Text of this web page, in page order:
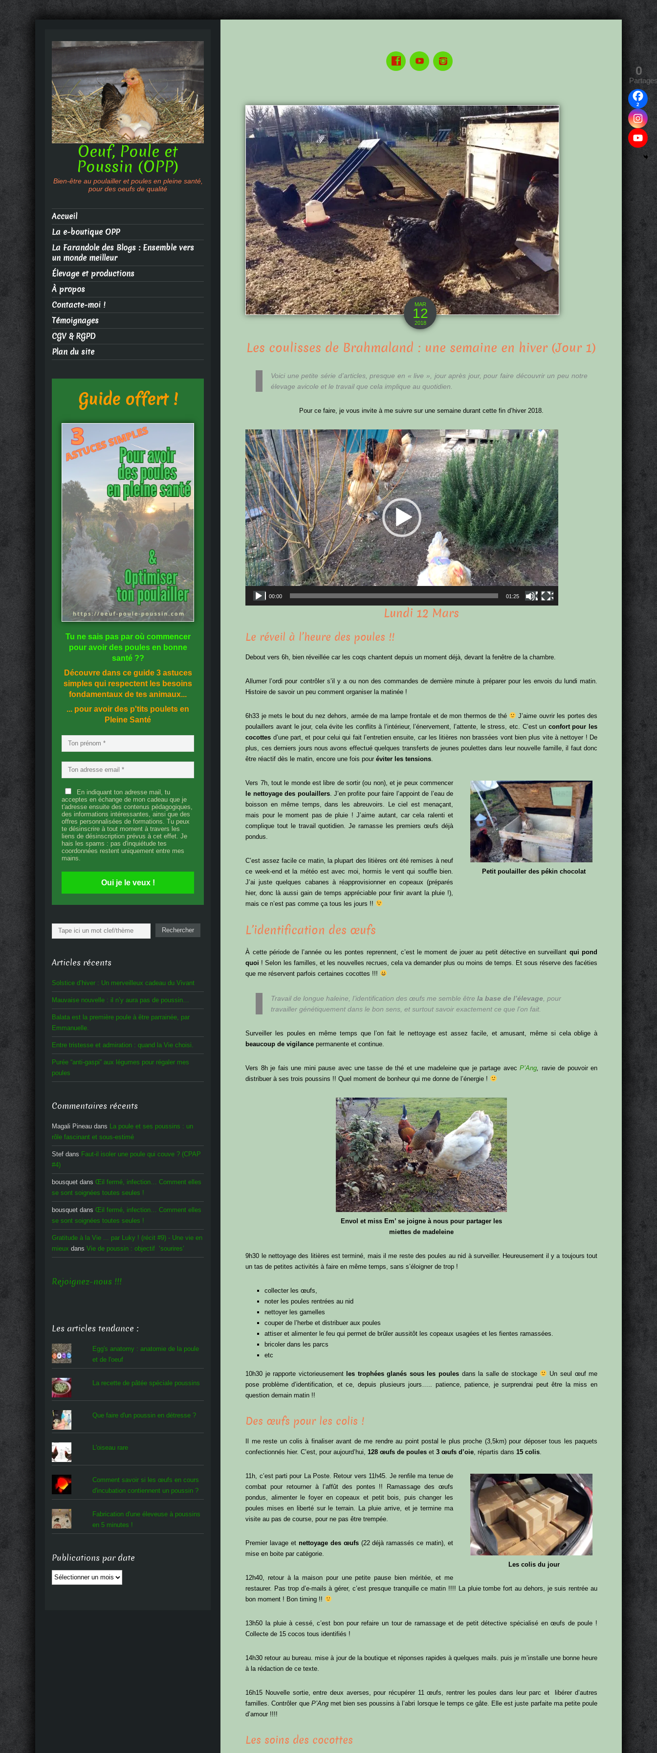
MAR
12
2018
Les coulisses de Brahmaland : une semaine en hiver (Jour 1)
Voici une petite série d’articles, presque en « live », jour après jour, pour faire découvrir un peu notre
élevage avicole et le travail que cela implique au quotidien.
Pour ce faire, je vous invite à me suivre sur une semaine durant cette fin d’hiver 2018.
Lecteur
vidéo
00:00 01:25
Lundi 12 Mars
Le réveil à l’heure des poules !!
Debout vers 6h, bien réveillée car les coqs chantent depuis un moment déjà, devant la fenêtre de la chambre.
Allumer l’ordi pour contrôler s’il y a ou non des commandes de dernière minute à préparer pour les envois du lundi matin.
Histoire de savoir un peu comment organiser la matinée !
6h33 je mets le bout du nez dehors, armée de ma lampe frontale et de mon thermos de thé
J’aime ouvrir les portes des
poulaillers avant le jour, cela évite les conflits à l’intérieur, l’énervement, l’attente, le stress, etc. C’est un confort pour les
cocottes d’une part, et pour celui qui fait l’entretien ensuite, car les litières non brassées vont bien plus vite à nettoyer ! De
plus, ces derniers jours nous avons effectué quelques transferts de jeunes poulettes dans leur nouvelle famille, il faut donc
être réactif dès le matin, encore une fois pouréviter les tensions.
Petit poulailler des pékin chocolat
Vers 7h, tout le monde est libre de sortir (ou non), et je peux commencer
le nettoyage des poulaillers. J’en profite pour faire l’appoint de l’eau de
boisson en même temps, dans les abreuvoirs. Le ciel est menaçant,
mais pour le moment pas de pluie ! J’aime autant, car cela ralenti et
complique tout le travail quotidien. Je ramasse les premiers œufs déjà
pondus.
C’est assez facile ce matin, la plupart des litières ont été remises à neuf
ce week-end et la météo est avec moi, hormis le vent qui souffle bien.
J’ai juste quelques cabanes à réapprovisionner en copeaux (préparés
hier, donc là aussi gain de temps appréciable pour finir avant la pluie !),
mais ce n’est pas comme ça tous les jours !!
L’identification des œufs
À cette période de l’année ou les pontes reprennent, c’est le moment de jouer au petit détective en surveillant qui pond
quoi ! Selon les familles, et les nouvelles recrues, cela va demander plus ou moins de temps. Et sous réserve des facéties
que me réservent parfois certaines cocottes !!!
Travail de longue haleine, l’identification des œufs me semble être la base de l’élevage , pour
travailler génétiquement dans le bon sens, et surtout savoir exactement ce que l’on fait.
Surveiller les poules en même temps que l’on fait le nettoyage est assez facile, et amusant, même si cela oblige à
beaucoup de vigilance permanente et continue.
Vers 8h je fais une mini pause avec une tasse de thé et une madeleine que je partage avecP’Ang, ravie de pouvoir en
distribuer à ses trois poussins !! Quel moment de bonheur qui me donne de l’énergie !
Envol et miss Em’ se joigne à nous pour partager les
miettes de madeleine
9h30 le nettoyage des litières est terminé, mais il me reste des poules au nid à surveiller. Heureusement il y a toujours tout
un tas de petites activités à faire en même temps, sans s’éloigner de trop !
collecter les œufs,
noter les poules rentrées au nid
nettoyer les gamelles
couper de l’herbe et distribuer aux poules
attiser et alimenter le feu qui permet de brûler aussitôt les copeaux usagées et les fientes ramassées.
bricoler dans les parcs
etc
10h30 je rapporte victorieusement les trophées glanés sous les poulesdans la salle de stockage
Un seul œuf me
pose problème d’identification, et ce, depuis plusieurs jours….. patience, patience, je surprendrai peut être la miss en
question demain matin !!
Des œufs pour les colis !
Il me reste un colis à finaliser avant de me rendre au point postal le plus proche (3,5km) pour déposer tous les paquets
confectionnés hier. C’est, pour aujourd’hui,128 œufs de poules et3 œufs d’oie, répartis dans15 colis.
Les colis du jour
11h, c’est parti pour La Poste. Retour vers 11h45. Je renfile ma tenue de
combat pour retourner à l’affût des pontes !! Ramassage des œufs
pondus, alimenter le foyer en copeaux et petit bois, puis changer les
poules mises en liberté sur le terrain. La pluie arrive, et je termine ma
visite au pas de course, pour ne pas être trempée.
Premier lavage et nettoyage des œufs(22 déjà ramassés ce matin), et
mise en boite par catégorie.
12h40, retour à la maison pour une petite pause bien méritée, et me
restaurer. Pas trop d’e-mails à gérer, c’est presque tranquille ce matin !!!! La pluie tombe fort au dehors, je suis rentrée au
bon moment ! Bon timing !!
13h50 la pluie à cessé, c’est bon pour refaire un tour de ramassage et de petit détective spécialisé en œufs de poule !
Collecte de 15 cocos tous identifiés !
14h30 retour au bureau. mise à jour de la boutique et réponses rapides à quelques mails. puis je m’installe une bonne heure
à la rédaction de ce texte.
16h15 Nouvelle sortie, entre deux averses, pour récupérer 11 œufs, rentrer les poules dans leur parc et libérer d’autres
familles. Contrôler que P’Angmet bien ses poussins à l’abri lorsque le temps ce gâte. Elle est juste parfaite ma petite poule
d’amour !!!!
Les soins des cocottes
0
2
Oeuf, Poule et
Poussin (OPP)
Bien-être au poulailler et poules en pleine santé,
pour des oeufs de qualité
Accueil
La e-boutique OPP
La Farandole des Blogs : Ensemble vers
un monde meilleur
Élevage et productions
À propos
Contacte-moi !
Témoignages
CGV & RGPD
Plan du site
Guide offert !
Tu ne sais pas par où commencer
pour avoir des poules en bonne
santé??
Découvre dans ce guide 3 astuces
simples qui respectent les besoins
fondamentaux de tes animaux...
... pour avoir des p'tits poulets en
Pleine Santé
En indiquant ton adresse mail, tu
acceptes en échange de mon cadeau que je
t'adresse ensuite des contenus pédagogiques,
des informations intéressantes, ainsi que des
offres personnalisées de formations. Tu peux
te désinscrire à tout moment à travers les
liens de désinscription prévus à cet effet. Je
hais les spams : pas d'inquiétude tes
coordonnées restent uniquement entre mes
mains.
Oui je le veux !
Rechercher Rechercher
Articles récents
Solstice d’hiver : Un merveilleux cadeau du Vivant
Mauvaise nouvelle : il n’y aura pas de poussin…
Balata est la première poule à être parrainée, par
Emmanuelle.
Entre tristesse et admiration : quand la Vie choisi.
Purée “anti-gaspi” aux légumes pour régaler mes
poules
Commentaires récents
Magali Pineau dans La poule et ses poussins : un
rôle fascinant et sous-estimé
Stef dans Faut-il isoler une poule qui couve ? (CPAP
#4)
bousquet dans Œil fermé, infection… Comment elles
se sont soignées toutes seules !
bousquet dans Œil fermé, infection… Comment elles
se sont soignées toutes seules !
Gratitude à la Vie ... par Luky ! (récit #9) - Une vie en
mieux dans Vie de poussin : objectif ‘sourires’
Rejoignez-nous !!!
Les articles tendance :
Egg's anatomy : anatomie de la poule
et de l'oeuf
La recette de pâtée spéciale poussins
Que faire d'un poussin en détresse ?
L'oiseau rare
Comment savoir si les œufs en cours
d'incubation contiennent un poussin ?
Fabrication d'une éleveuse à poussins
en 5 minutes !
Publications par date
Publications
par